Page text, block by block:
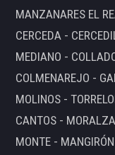
MANZANARES EL
CERCEDA -
MEDIANO -
COLMENAREJO -
MOLINOS -
CANTOS -
MONTE -